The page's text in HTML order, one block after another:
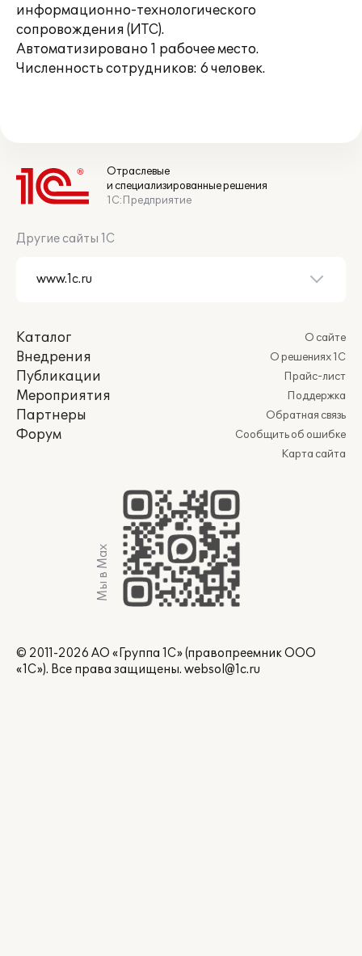
информационно-технологического
сопровождения (ИТС).
Автоматизировано 1 рабочее место.
Численность сотрудников: 6 человек.
Отраслевые
и специализированные решения
1С:Предприятие
Другие сайты 1С
Каталог
Внедрения
Публикации
Мероприятия
Партнеры
Форум
О сайте
О решениях 1С
Прайс-лист
Поддержка
Обратная связь
Сообщить об ошибке
Карта сайта
Мы в Max
© 2011-2026 АО «Группа 1С» (правопреемник ООО
«1С»). Все права защищены. websol@1c.ru